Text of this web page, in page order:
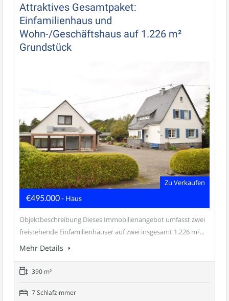
Attraktives Gesamtpaket:
Einfamilienhaus und
Wohn-/Geschäftshaus auf 1.226 m²
Grundstück
Zu Verkaufen
€495.000- Haus
Objektbeschreibung Dieses Immobilienangebot umfasst zwei
freistehende Einfamilienhäuser auf zwei insgesamt 1.226 m²...
Mehr Details
390 m²
7 Schlafzimmer